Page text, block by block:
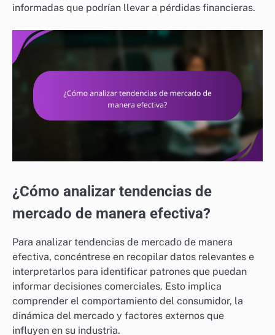
informadas que podrían llevar a pérdidas financieras.
¿Cómo analizar tendencias de
mercado de manera efectiva?
Para analizar tendencias de mercado de manera
efectiva, concéntrese en recopilar datos relevantes e
interpretarlos para identificar patrones que puedan
informar decisiones comerciales. Esto implica
comprender el comportamiento del consumidor, la
dinámica del mercado y factores externos que
influyen en su industria.